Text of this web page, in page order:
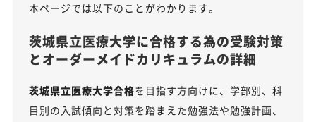
本ページでは以下のことがわかります。
茨城県立医療大学に合格する為の受験対策
とオーダーメイドカリキュラムの詳細
茨城県立医療大学合格を目指す方向けに、学部別、科
目別の入試傾向と対策を踏まえた勉強法や勉強計画、